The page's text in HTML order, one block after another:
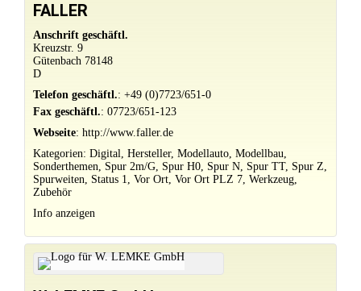
FALLER
Anschrift geschäftl.
Kreuzstr. 9
Gütenbach 78148
D
Telefon geschäftl.: +49 (0)7723/651-0
Fax geschäftl.: 07723/651-123
Webseite: http://www.faller.de
Kategorien: Digital, Hersteller, Modellauto, Modellbau,
Sonderthemen, Spur 2m/G, Spur H0, Spur N, Spur TT, Spur Z,
Spurweiten, Status 1, Vor Ort, Vor Ort PLZ 7, Werkzeug,
Zubehör
Info anzeigen